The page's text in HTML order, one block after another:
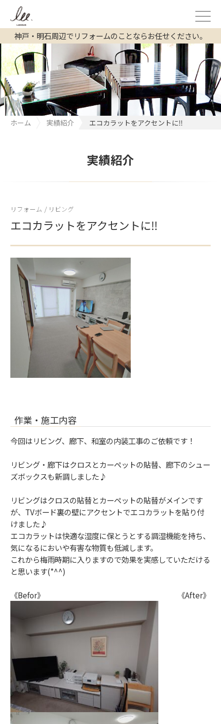
神戸・明石周辺でリフォームのことならお任せください。
ホーム 実績紹介 エコカラットをアクセントに‼
実績紹介
リフォーム / リビング
エコカラットをアクセントに‼
作業・施工内容
今回はリビング、廊下、和室の内装工事のご依頼です！
リビング・廊下はクロスとカーペットの貼替、廊下のシュー
ズボックスも新調しました♪
リビングはクロスの貼替とカーペットの貼替がメインです
が、TVボード裏の壁にアクセントでエコカラットを貼り付
けました♪
エコカラットは快適な湿度に保とうとする調湿機能を持ち、
気になるにおいや有害な物質も低減します。
これから梅雨時期に入りますので効果を実感していただける
と思います(*^^)
《Befor》 《After》